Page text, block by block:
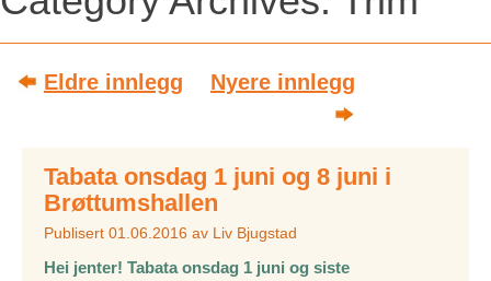
Post navigation
Eldre innlegg Nyere innlegg
Tabata onsdag 1 juni og 8 juni i
Brøttumshallen
Publisert 01.06.2016 av Liv Bjugstad
Hei jenter! Tabata onsdag 1 juni og siste